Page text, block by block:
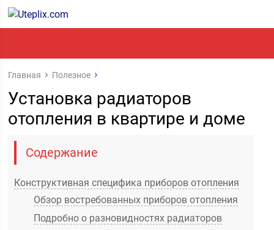
Главная Полезное
Установка радиаторов
отопления в квартире и доме
Содержание
Конструктивная специфика приборов отопления
Обзор востребованных приборов отопления
Подробно о разновидностях радиаторов